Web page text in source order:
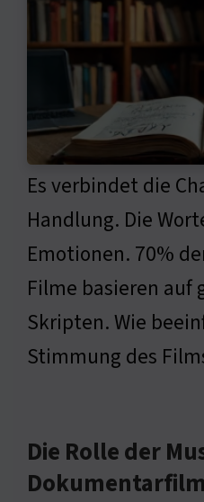
Es verbindet die
Handlung. Die
Emotionen. 70%
Filme basieren
Skripten. Wie
Stimmung des
Die Rolle der